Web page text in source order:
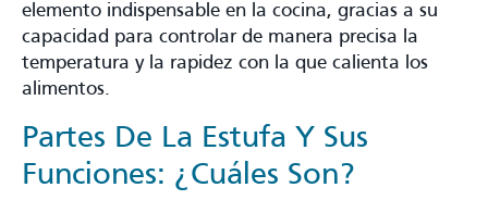
elemento indispensable en la cocina, gracias a su
capacidad para controlar de manera precisa la
temperatura y la rapidez con la que calienta los
alimentos.
Partes De La Estufa Y Sus
Funciones: ¿cuáles Son?